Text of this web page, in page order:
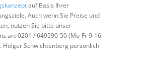
auf Basis Ihrer
Auch wenn Sie Preise und
nutzen Sie bitte unser
an: 0201 / 649590-50 (Mo-Fr 9-16
Holger Schwichtenberg persönlich